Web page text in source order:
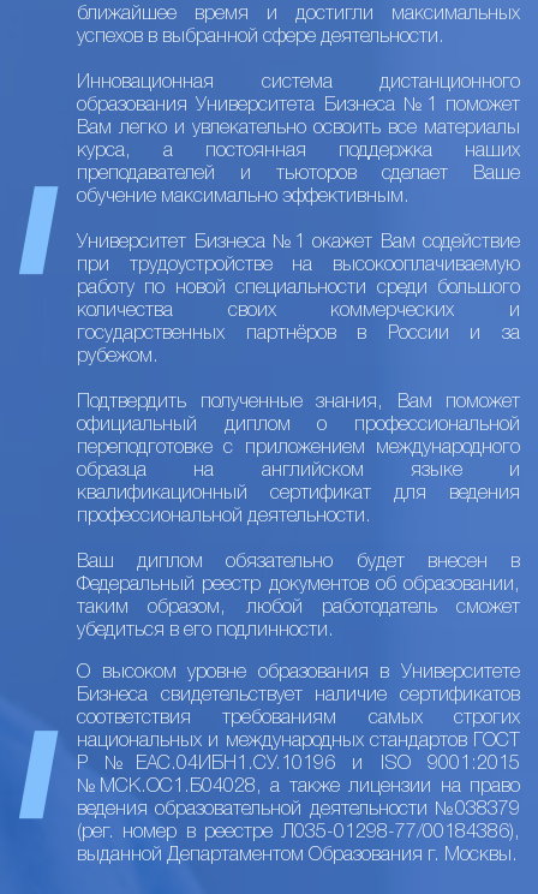
ближайшее время и достигли максимальных
успехов в выбранной сфере деятельности.
Инновационная система дистанционного
образования Университета Бизнеса №1 поможет
Вам легко и увлекательно освоить все материалы
курса, а постоянная поддержка наших
преподавателей и тьюторов сделает Ваше
обучение максимально эффективным.
Университет Бизнеса №1 окажет Вам содействие
при трудоустройстве на высокооплачиваемую
работу по новой специальности среди большого
количества своих коммерческих и
государственных партнёров в России и за
рубежом.
Подтвердить полученные знания, Вам поможет
официальный диплом о профессиональной
переподготовке с приложением международного
образца на английском языке и
квалификационный сертификат для ведения
профессиональной деятельности.
Ваш диплом обязательно будет внесен в
Федеральный реестр документов об образовании,
таким образом, любой работодатель сможет
убедиться в его подлинности.
О высоком уровне образования в Университете
Бизнеса свидетельствует наличие сертификатов
соответствия требованиям самых строгих
национальных и международных стандартов ГОСТ
Р №ЕАС.04ИБН1.СУ.10196 и ISO 9001:2015
№МСК.ОС1.Б04028, а также лицензии на право
ведения образовательной деятельности №038379
(рег. номер в реестре Л035-01298-77/00184386),
выданной Департаментом Образования г. Москвы.